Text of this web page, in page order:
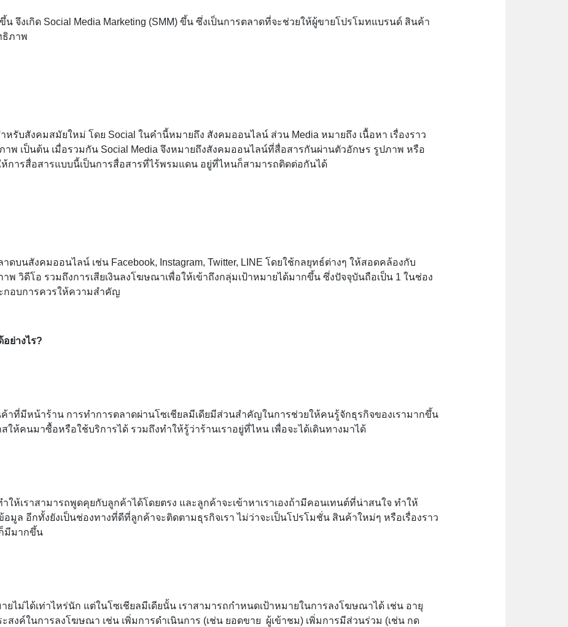
จึงเกิด Social Media Marketing (SMM) ขึ้น ซึ่งเป็นการตลาดที่จะช่วยให้ผู้ขายโปรโมทแบรนด์ สินค้า
ธิภาพ
หรับสังคมสมัยใหม่ โดย Social ในคำนี้หมายถึง สังคมออนไลน์ ส่วน Media หมายถึง เนื้อหา เรื่องราว
าพ เป็นต้น เมื่อรวมกัน Social Media จึงหมายถึงสังคมออนไลน์ที่สื่อสารกันผ่านตัวอักษร รูปภาพ หรือ
ห้การสื่อสารแบบนี้เป็นการสื่อสารที่ไร้พรมแดน อยู่ที่ไหนก็สามารถติดต่อกันได้
ดบนสังคมออนไลน์ เช่น Facebook, Instagram, Twitter, LINE โดยใช้กลยุทธ์ต่างๆ ให้สอดคล้องกับ
วิดีโอ รวมถึงการเสียเงินลงโฆษณาเพื่อให้เข้าถึงกลุ่มเป้าหมายได้มากขึ้น ซึ่งปัจจุบันถือเป็น 1 ในช่อง
กอบการควรให้ความสำคัญ
ย่างไร?
าที่มีหน้าร้าน การทำการตลาดผ่านโซเชียลมีเดียมีส่วนสำคัญในการช่วยให้คนรู้จักธุรกิจของเรามากขึ้น
ให้คนมาซื้อหรือใช้บริการได้ รวมถึงทำให้รู้ว่าร้านเราอยู่ที่ไหน เพื่อจะได้เดินทางมาได้
ให้เราสามารถพูดคุยกับลูกค้าได้โดยตรง และลูกค้าจะเข้าหาเราเองถ้ามีคอนเทนต์ที่น่าสนใจ ทำให้
มูล อีกทั้งยังเป็นช่องทางที่ดีที่ลูกค้าจะติดตามธุรกิจเรา ไม่ว่าจะเป็นโปรโมชั่น สินค้าใหม่ๆ หรือเรื่องราว
มีมากขึ้น
ยไม่ได้เท่าไหร่นัก แต่ในโซเชียลมีเดียนั้น เราสามารถกำหนดเป้าหมายในการลงโฆษณาได้ เช่น อายุ
สงค์ในการลงโฆษณา เช่น เพิ่มการดำเนินการ (เช่น ยอดขาย ผู้เข้าชม) เพิ่มการมีส่วนร่วม (เช่น กด